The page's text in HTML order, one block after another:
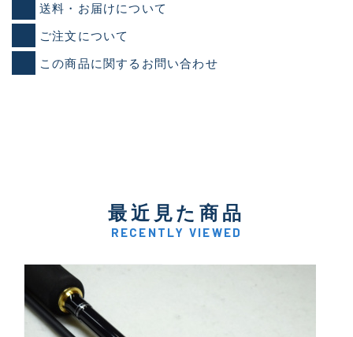
送料・お届けについて
ご注文について
この商品に関するお問い合わせ
最近見た商品
RECENTLY VIEWED